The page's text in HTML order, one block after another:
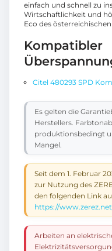
einfach und schnell zu
Wirtschaftlichkeit und
Eco des
Kompatibler
Citel 480293 SPD
Es gelten die
Herstellers.
produktionsbedingt
Mangel.
Seit dem 1. Februar
zur Nutzung des
den folgenden Link
https://
Arbeiten an